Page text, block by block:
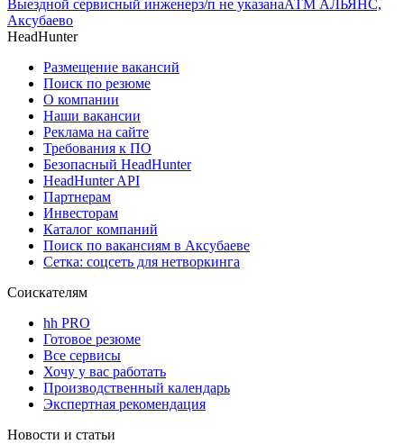
Выездной сервисный инженерз/п не указанаАТМ АЛЬЯНС,
Аксубаево
HeadHunter
Размещение вакансий
Поиск по резюме
О компании
Наши вакансии
Реклама на сайте
Требования к ПО
Безопасный HeadHunter
HeadHunter API
Партнерам
Инвесторам
Каталог компаний
Поиск по вакансиям в Аксубаеве
Сетка: соцсеть для нетворкинга
Соискателям
hh PRO
Готовое резюме
Все сервисы
Хочу у вас работать
Производственный календарь
Экспертная рекомендация
Новости и статьи